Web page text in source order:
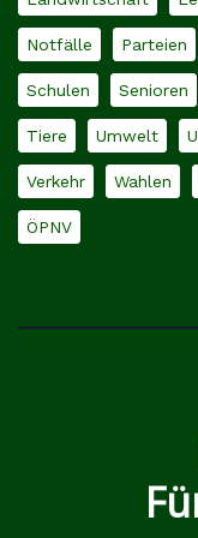
Notfälle Parteien
Schulen Senioren
Tiere Umwelt
Verkehr Wahlen
ÖPNV